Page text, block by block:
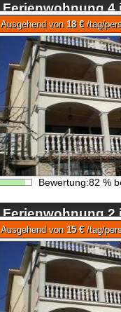
Ferienwohnung 4
Ausgehend von 18 €/tag/
Bewertung:82 %
Ferienwohnung 2
Ausgehend von 15 €/tag/